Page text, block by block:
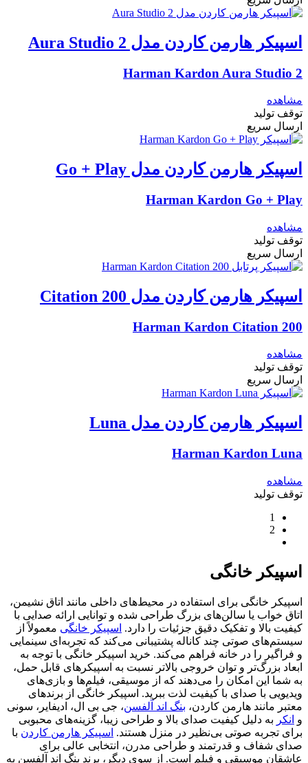
اسپیکر هارمن کاردن مدل Aura Studio 2
Harman Kardon Aura Studio 2
مشاهده
توقف تولید
ارسال سریع
اسپیکر هارمن کاردن مدل Go + Play
Harman Kardon Go + Play
مشاهده
توقف تولید
ارسال سریع
اسپیکر هارمن کاردن مدل Citation 200
Harman Kardon Citation 200
مشاهده
توقف تولید
ارسال سریع
اسپیکر هارمن کاردن مدل Luna
Harman Kardon Luna
مشاهده
توقف تولید
1
2
اسپیکر خانگی
اسپیکر خانگی برای استفاده در محیط‌های داخلی مانند اتاق نشیمن،
اتاق خواب یا سالن‌های بزرگ طراحی شده و توانایی ارائه صدایی با
کیفیت بالا و تفکیک دقیق جزئیات را دارد. اسپیکر خانگی معمولاً از
سیستم‌های صوتی چند کاناله پشتیبانی می‌کند که تجربه‌ای سینمایی
و فراگیر را در خانه فراهم می‌کند. خرید اسپیکر خانگی با توجه به
ابعاد بزرگ‌تر و توان خروجی بالاتر نسبت به اسپیکرهای قابل حمل،
به شما این امکان را می‌دهند که از موسیقی، فیلم‌ها و بازی‌های
ویدیویی با صدای با کیفیت لذت ببرید. اسپیکر خانگی از برندهای
معتبر مانند هارمن کاردن، بنگ اند آلفسن، جی بی ال، ادیفایر، سونی
و انکر به دلیل کیفیت صدای بالا و طراحی زیبا، گزینه‌های محبوبی
برای تجربه صوتی بی‌نظیر در منزل هستند. اسپیکر هارمن کاردن با
صدای شفاف و قدرتمند و طراحی مدرن، انتخابی عالی برای
عاشقان موسیقی و فیلم است. از سوی دیگر، برند بنگ اند آلفسن به